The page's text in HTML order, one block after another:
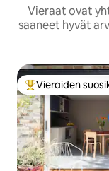
Vieraat ovat
saaneet hyvät
Vieraiden
Vieraiden